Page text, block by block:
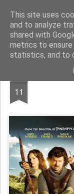
This site uses
and to analyze
shared with
metrics to
statistics, and to
FilmBoy
11